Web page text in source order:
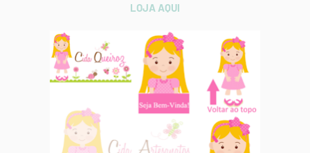
LOJA AQUI